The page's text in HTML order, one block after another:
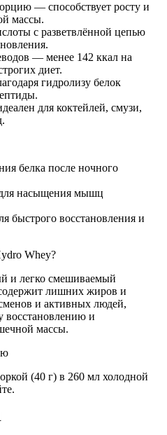
— способствует росту и
массы.
с разветвлённой цепью
— менее 142 ккал на
диет.
гидролизу белок
для коктейлей, смузи,
белка после ночного
насыщения мышц
быстрого восстановления и
Whey?
и легко смешиваемый
лишних жиров и
и активных людей,
восстановлению и
массы.
(40 г) в 260 мл холодной